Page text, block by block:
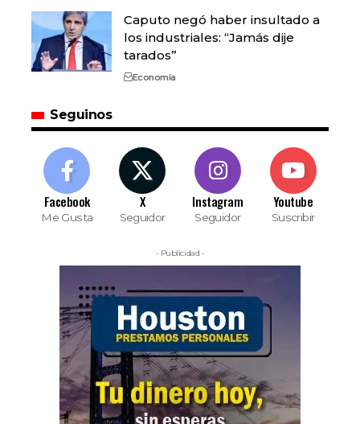
Caputo negó haber insultado a
los industriales: “Jamás dije
tarados”
Economía
Seguinos
Facebook
Me Gusta
X
Seguidor
Instagram
Seguidor
Youtube
Suscribir
- Publicidad -